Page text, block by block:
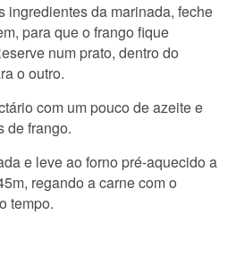
ingredientes da marinada, feche
para que o frango fique
num prato, dentro do
o outro.
com um pouco de azeite e
de frango.
e leve ao forno pré-aquecido a
regando a carne com o
tempo.